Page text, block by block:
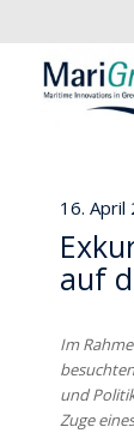
16. April
auf
Im
und
Zuge